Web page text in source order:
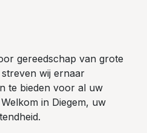
gereedschap van grote
streven wij ernaar
te bieden voor al uw
in Diegem, uw